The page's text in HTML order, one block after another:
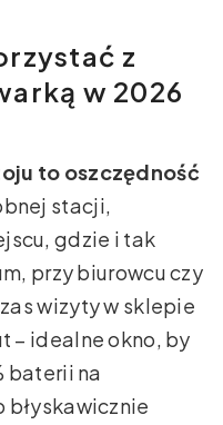
z
w 2026
to oszczędność
stacji,
gdzie i tak
przy biurowcu czy
wizyty w sklepie
– idealne okno, by
baterii na
błyskawicznie